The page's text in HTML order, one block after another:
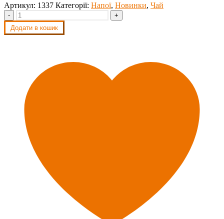
Артикул: 1337 Категорії: Напої, Новинки, Чай
-
+
Додати в кошик